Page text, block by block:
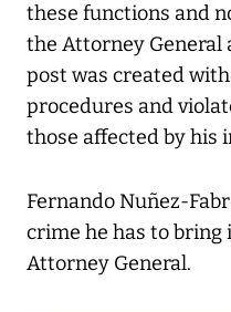
these functions and
the Attorney General
post was created
procedures and
those affected by his
Fernando Nuñez-
crime he has to
Attorney General.